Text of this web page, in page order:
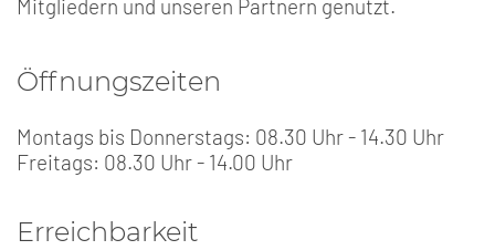
Mitgliedern und unseren Partnern genutzt.
Öffnungszeiten
Montags bis Donnerstags: 08.30 Uhr - 14.30 Uhr
Freitags: 08.30 Uhr - 14.00 Uhr
Erreichbarkeit